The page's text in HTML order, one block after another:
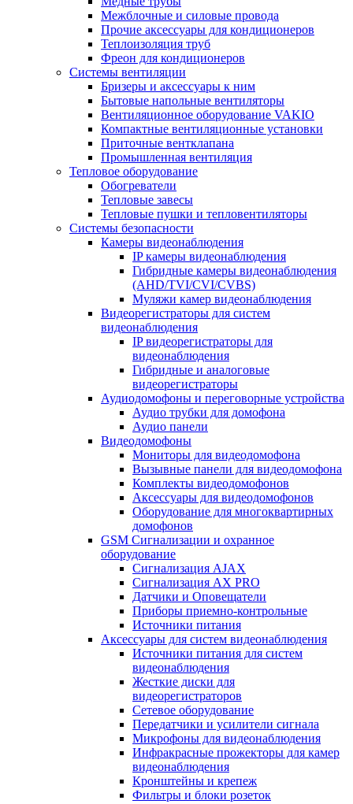
Межблочные и силовые провода
Прочие аксессуары для кондиционеров
Теплоизоляция труб
Фреон для кондиционеров
Системы вентиляции
Бризеры и аксессуары к ним
Бытовые напольные вентиляторы
Вентиляционное оборудование VAKIO
Компактные вентиляционные установки
Приточные вентклапана
Промышленная вентиляция
Тепловое оборудование
Обогреватели
Тепловые завесы
Тепловые пушки и тепловентиляторы
Системы безопасности
Камеры видеонаблюдения
IP камеры видеонаблюдения
Гибридные камеры видеонаблюдения
(AHD/TVI/CVI/CVBS)
Муляжи камер видеонаблюдения
Видеорегистраторы для систем
видеонаблюдения
IP видеорегистраторы для
видеонаблюдения
Гибридные и аналоговые
видеорегистраторы
Аудиодомофоны и переговорные устройства
Аудио трубки для домофона
Аудио панели
Видеодомофоны
Мониторы для видеодомофона
Вызывные панели для видеодомофона
Комплекты видеодомофонов
Аксессуары для видеодомофонов
Оборудование для многоквартирных
домофонов
GSM Сигнализации и охранное
оборудование
Сигнализация AJAX
Сигнализация AX PRO
Датчики и Оповещатели
Приборы приемно-контрольные
Источники питания
Аксессуары для систем видеонаблюдения
Источники питания для систем
видеонаблюдения
Жесткие диски для
видеорегистраторов
Сетевое оборудование
Передатчики и усилители сигнала
Микрофоны для видеонаблюдения
Инфракрасные прожекторы для камер
видеонаблюдения
Кронштейны и крепеж
Фильтры и блоки розеток